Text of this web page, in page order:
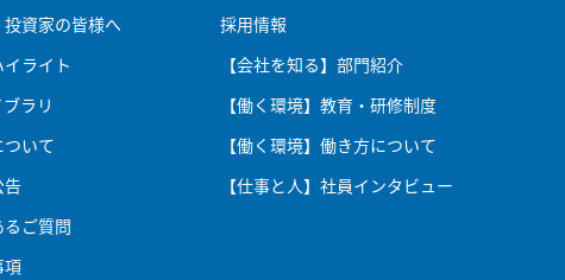
資家の皆様へ
ライト
ラリ
いて
告
るご質問
項
採用情報
【会社を知る】部門紹介
【働く環境】教育・研修制度
【働く環境】働き方について
【仕事と人】社員インタビュー